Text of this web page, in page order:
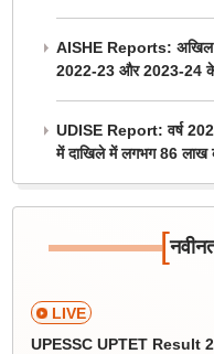
AISHE Reports: अखिल
2022-23 और 2023-24 के
UDISE Report: वर्ष
में दाखिले में लगभग 86 लाख
[
LIVE
UPESSC UPTET Result